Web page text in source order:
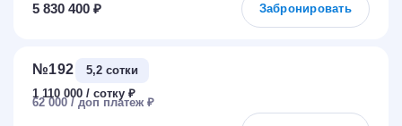
5 830 400 ₽ Забронировать
№192
5,2 сотки
1 110 000
₽
62 000 ₽